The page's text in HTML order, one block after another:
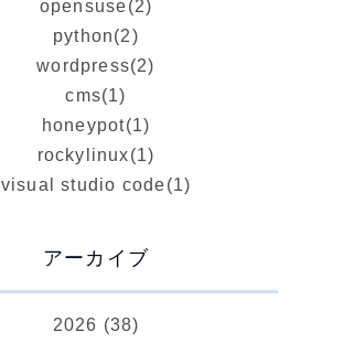
opensuse(2)
python(2)
wordpress(2)
cms(1)
honeypot(1)
rockylinux(1)
visual studio code(1)
アーカイブ
2026 (38)